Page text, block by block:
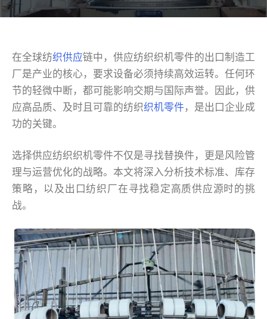
在全球纺织供应链中，供应纺织织机零件的出口制造工
厂是产业的核心，要求设备必须持续高效运转。任何环
节的轻微中断，都可能影响交期与国际声誉。因此，供
应高品质、及时且可靠的纺织织机零件，是出口企业成
功的关键。
选择供应纺织织机零件不仅是寻找替换件，更是风险管
理与运营优化的战略。本文将深入分析技术标准、库存
策略，以及出口纺织厂在寻找稳定高质供应源时的挑
战。